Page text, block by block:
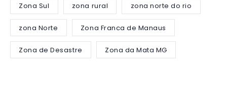
Zona Sul zona rural zona norte do rio
zona Norte Zona Franca de Manaus
Zona de Desastre Zona da Mata MG